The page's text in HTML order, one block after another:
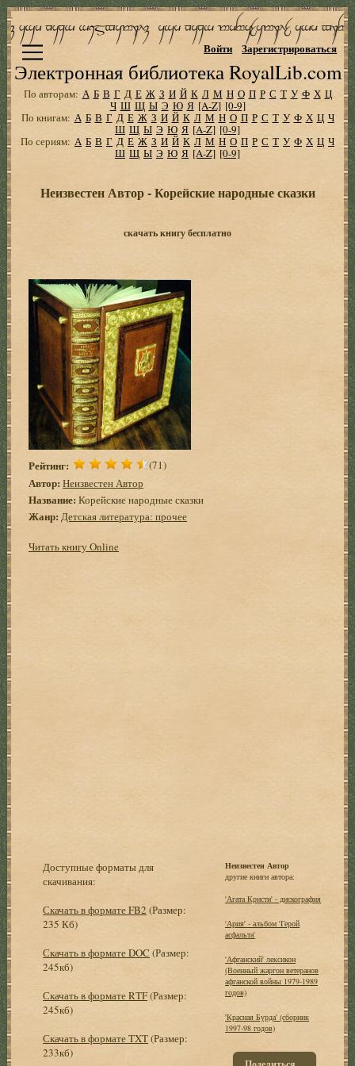
Электронная библиотека RoyalLib.com
Войти Зарегистрироваться
По авторам: А Б В Г Д Е Ж З И Й К Л М Н О П Р С Т У Ф Х Ц
Ч Ш Щ Ы Э Ю Я [A-Z] [0-9]
По книгам: А Б В Г Д Е Ж З И Й К Л М Н О П Р С Т У Ф Х Ц Ч
Ш Щ Ы Э Ю Я [A-Z] [0-9]
По сериям: А Б В Г Д Е Ж З И Й К Л М Н О П Р С Т У Ф Х Ц Ч
Ш Щ Ы Э Ю Я [A-Z] [0-9]
Неизвестен Автор - Корейские народные сказки
скачать книгу бесплатно
Рейтинг: (71)
Автор: Неизвестен Автор
Название: Корейские народные сказки
Жанр: Детская литература: прочее
Читать книгу Online
Доступные форматы для
скачивания:
Скачать в формате FB2 (Размер:
235 Кб)
Скачать в формате DOC (Размер:
245кб)
Скачать в формате RTF(Размер:
245кб)
Скачать в формате TXT(Размер:
233кб)
Неизвестен Автор
другие книги автора:
'Агата Кристи' - дискография
'Ария' - альбом 'Герой
асфальта'
'Афганский' лексикон
(Военный жаргон ветеранов
афганской войны 1979-1989
годов)
'Красная Бурда' (сборник
1997-98 годов)